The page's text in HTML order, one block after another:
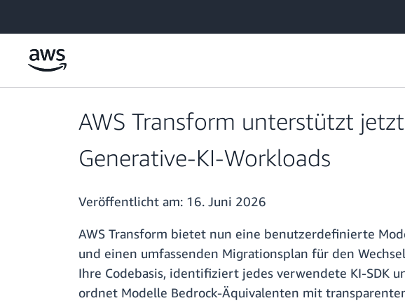
AWS Transform unterstützt
Generative-KI-Workloads
Veröffentlicht am: 16. Juni 2026
AWS Transform bietet nun eine benutzerdefinierte
und einen umfassenden Migrationsplan für den
Ihre Codebasis, identifiziert jedes verwendete KI-SDK
ordnet Modelle Bedrock-Äquivalenten mit